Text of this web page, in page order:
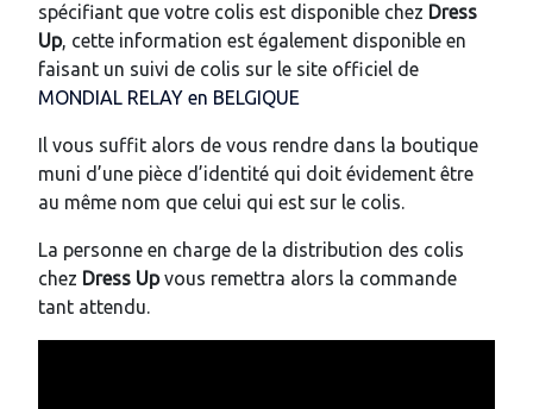
spécifiant que votre colis est disponible chez Dress
Up, cette information est également disponible en
faisant un suivi de colis sur le site officiel de
MONDIAL RELAY en BELGIQUE
Il vous suffit alors de vous rendre dans la boutique
muni d’une pièce d’identité qui doit évidement être
au même nom que celui qui est sur le colis.
La personne en charge de la distribution des colis
chez Dress Upvous remettra alors la commande
tant attendu.